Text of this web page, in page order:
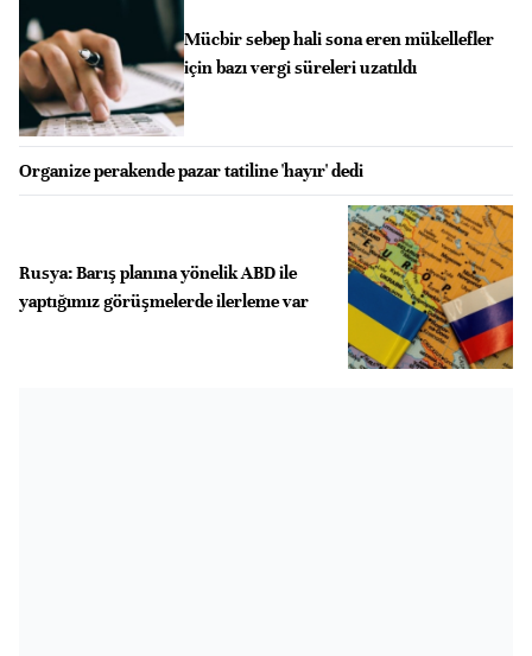
Mücbir sebep hali sona eren mükellefler
için bazı vergi süreleri uzatıldı
Organize perakende pazar tatiline 'hayır' dedi
Rusya: Barış planına yönelik ABD ile
yaptığımız görüşmelerde ilerleme var